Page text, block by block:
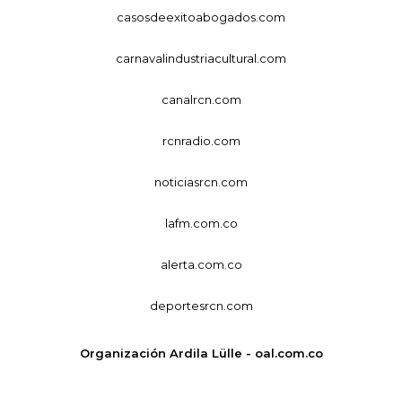
casosdeexitoabogados.com
carnavalindustriacultural.com
canalrcn.com
rcnradio.com
noticiasrcn.com
lafm.com.co
alerta.com.co
deportesrcn.com
Organización Ardila Lülle - oal.com.co